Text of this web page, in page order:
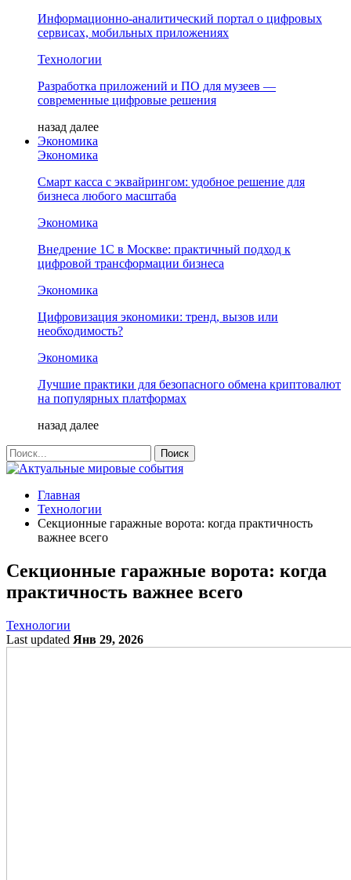
Информационно-аналитический портал о цифровых
сервисах, мобильных приложениях
Технологии
Разработка приложений и ПО для музеев —
современные цифровые решения
назад далее
Экономика
Экономика
Смарт касса с эквайрингом: удобное решение для
бизнеса любого масштаба
Экономика
Внедрение 1С в Москве: практичный подход к
цифровой трансформации бизнеса
Экономика
Цифровизация экономики: тренд, вызов или
необходимость?
Экономика
Лучшие практики для безопасного обмена криптовалют
на популярных платформах
назад далее
Главная
Технологии
Секционные гаражные ворота: когда практичность
важнее всего
Секционные гаражные ворота: когда
практичность важнее всего
Технологии
Last updated Янв 29, 2026